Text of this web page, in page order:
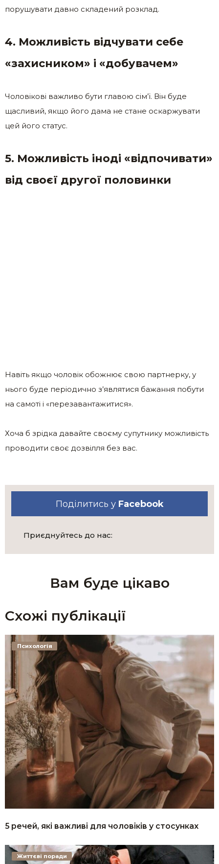
порушувати давно складений розклад.
4. Можливість відчувати себе
«захисником» і «добувачем»
Чоловікові важливо бути главою сім’ї. Він буде
щасливий, якщо його дама не стане оскаржувати
цей його статус.
5. Можливість іноді «відпочивати»
від своєї другої половинки
Навіть якщо чоловік обожнює свою партнерку, у
нього буде періодично з’являтися бажання побути
на самоті і «перезавантажитися».
Хоча б зрідка давайте своєму супутнику можливість
проводити своє дозвілля без вас.
Поділитись у Facebook
Приєднуйтесь до нас:
Вам буде цікаво
Схожі публікації
5 речей, які важливі для чоловіків у стосунках
Психологія
Життєві поради